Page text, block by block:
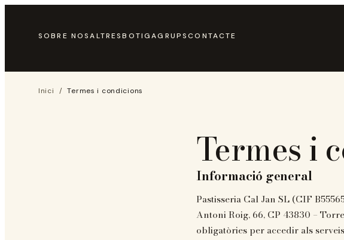
SOBRE NOSALTRESBOTIGAGRUPSCONTACTE
Inici / Termes i condicions
Termes i
Informació general
Pastisseria Cal Jan SL (CIF
Antoni Roig, 66, CP 43830 –
obligatòries per accedir als